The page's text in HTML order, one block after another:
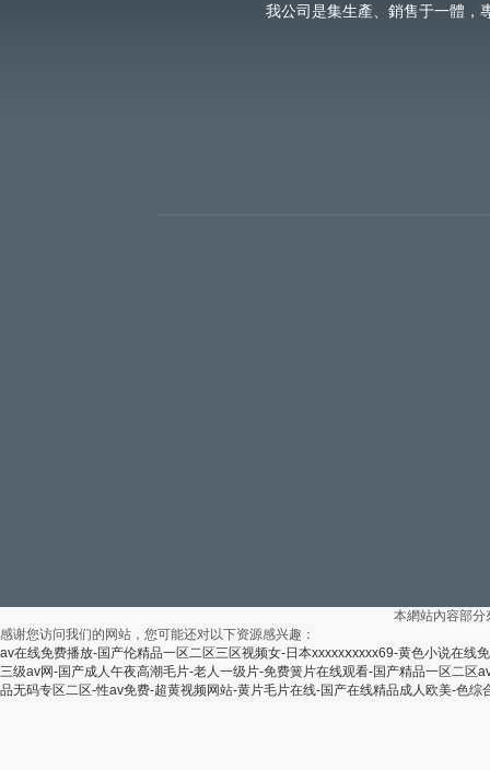
我公司是集生產、銷售于一體，
本網站內容部分
感谢您访问我们的网站，您可能还对以下资源感兴趣：
av在线免费播放-国产伦精品一区二区三区视频女-日本xxxxxⅹxxxx69-黄色小说在
三级av网-国产成人午夜高潮毛片-老人一级片-免费簧片在线观看-国产精品一区二
品无码专区二区-性av免费-超黄视频网站-黄片毛片在线-国产在线精品成人欧美-色综